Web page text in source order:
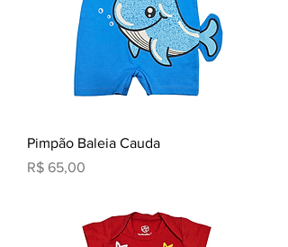
Pimpão Baleia Cauda
Preço
R$ 65,00